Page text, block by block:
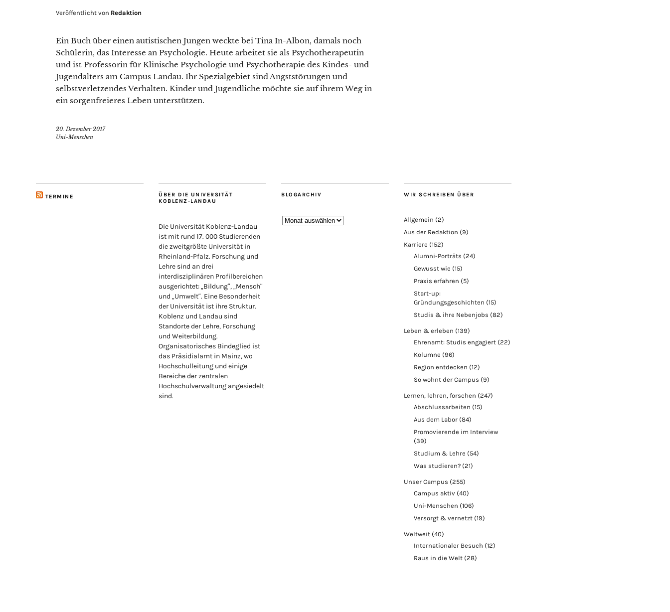
Veröffentlicht von Redaktion
Ein Buch über einen autistischen Jungen weckte bei Tina In-Albon, damals noch
Schülerin, das Interesse an Psychologie. Heute arbeitet sie als Psychotherapeutin
und ist Professorin für Klinische Psychologie und Psychotherapie des Kindes- und
Jugendalters am Campus Landau. Ihr Spezialgebiet sind Angststörungen und
selbstverletzendes Verhalten. Kinder und Jugendliche möchte sie auf ihrem Weg in
ein sorgenfreieres Leben unterstützen.
20. Dezember 2017
Uni-Menschen
TERMINE
ÜBER DIE UNIVERSITÄT
KOBLENZ-LANDAU
Die Universität Koblenz-Landau
ist mit rund 17. 000 Studierenden
die zweitgrößte Universität in
Rheinland-Pfalz. Forschung und
Lehre sind an drei
interdisziplinären Profilbereichen
ausgerichtet: „Bildung“, „Mensch“
und „Umwelt“. Eine Besonderheit
der Universität ist ihre Struktur.
Koblenz und Landau sind
Standorte der Lehre, Forschung
und Weiterbildung.
Organisatorisches Bindeglied ist
das Präsidialamt in Mainz, wo
Hochschulleitung und einige
Bereiche der zentralen
Hochschulverwaltung angesiedelt
sind.
BLOGARCHIV
Blogarchiv
WIR SCHREIBEN ÜBER
Allgemein (2)
Aus der Redaktion (9)
Karriere (152)
Alumni-Porträts (24)
Gewusst wie (15)
Praxis erfahren (5)
Start-up:
Gründungsgeschichten (15)
Studis & ihre Nebenjobs (82)
Leben & erleben (139)
Ehrenamt: Studis engagiert (22)
Kolumne (96)
Region entdecken (12)
So wohnt der Campus (9)
Lernen, lehren, forschen (247)
Abschlussarbeiten (15)
Aus dem Labor (84)
Promovierende im Interview
(39)
Studium & Lehre (54)
Was studieren? (21)
Unser Campus (255)
Campus aktiv (40)
Uni-Menschen (106)
Versorgt & vernetzt (19)
Weltweit (40)
Internationaler Besuch (12)
Raus in die Welt (28)